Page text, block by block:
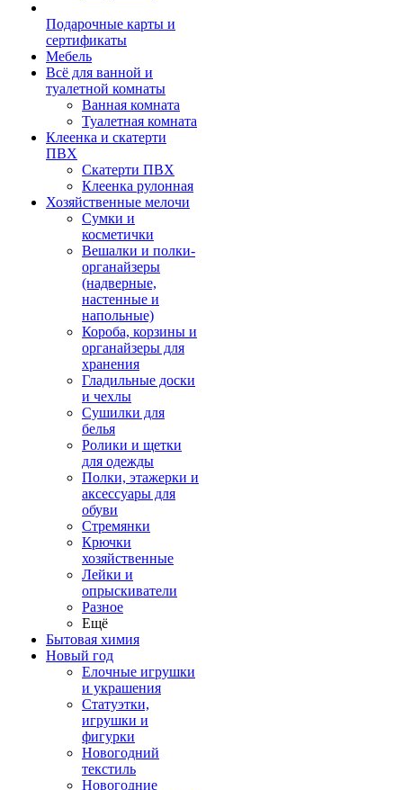
Подарочные карты и
сертификаты
Мебель
Всё для ванной и
туалетной комнаты
Ванная комната
Туалетная комната
Клеенка и скатерти
ПВХ
Скатерти ПВХ
Клеенка рулонная
Хозяйственные мелочи
Сумки и
косметички
Вешалки и полки-
органайзеры
(надверные,
настенные и
напольные)
Короба, корзины и
органайзеры для
хранения
Гладильные доски
и чехлы
Сушилки для
белья
Ролики и щетки
для одежды
Полки, этажерки и
аксессуары для
обуви
Стремянки
Крючки
хозяйственные
Лейки и
опрыскиватели
Разное
Ещё
Бытовая химия
Новый год
Елочные игрушки
и украшения
Статуэтки,
игрушки и
фигурки
Новогодний
текстиль
Новогодние